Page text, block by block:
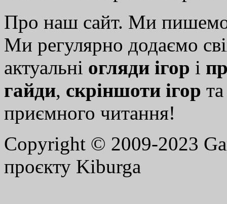
Про наш сайт. Ми
Ми регулярно додаємо
актуальні огляди ігор і
гайди, скріншоти ігор
приємного читання!
Copyright © 2009-2023
проєкту Kiburga